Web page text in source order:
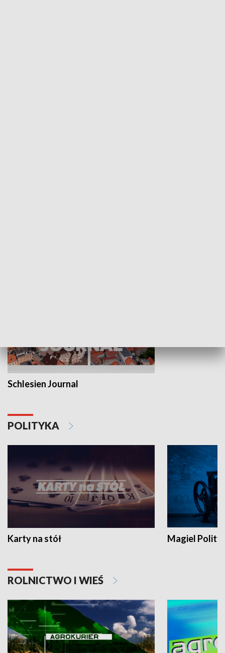
Schlesien Journal
POLITYKA
Karty na stół Magiel
ROLNICTWO I WIEŚ